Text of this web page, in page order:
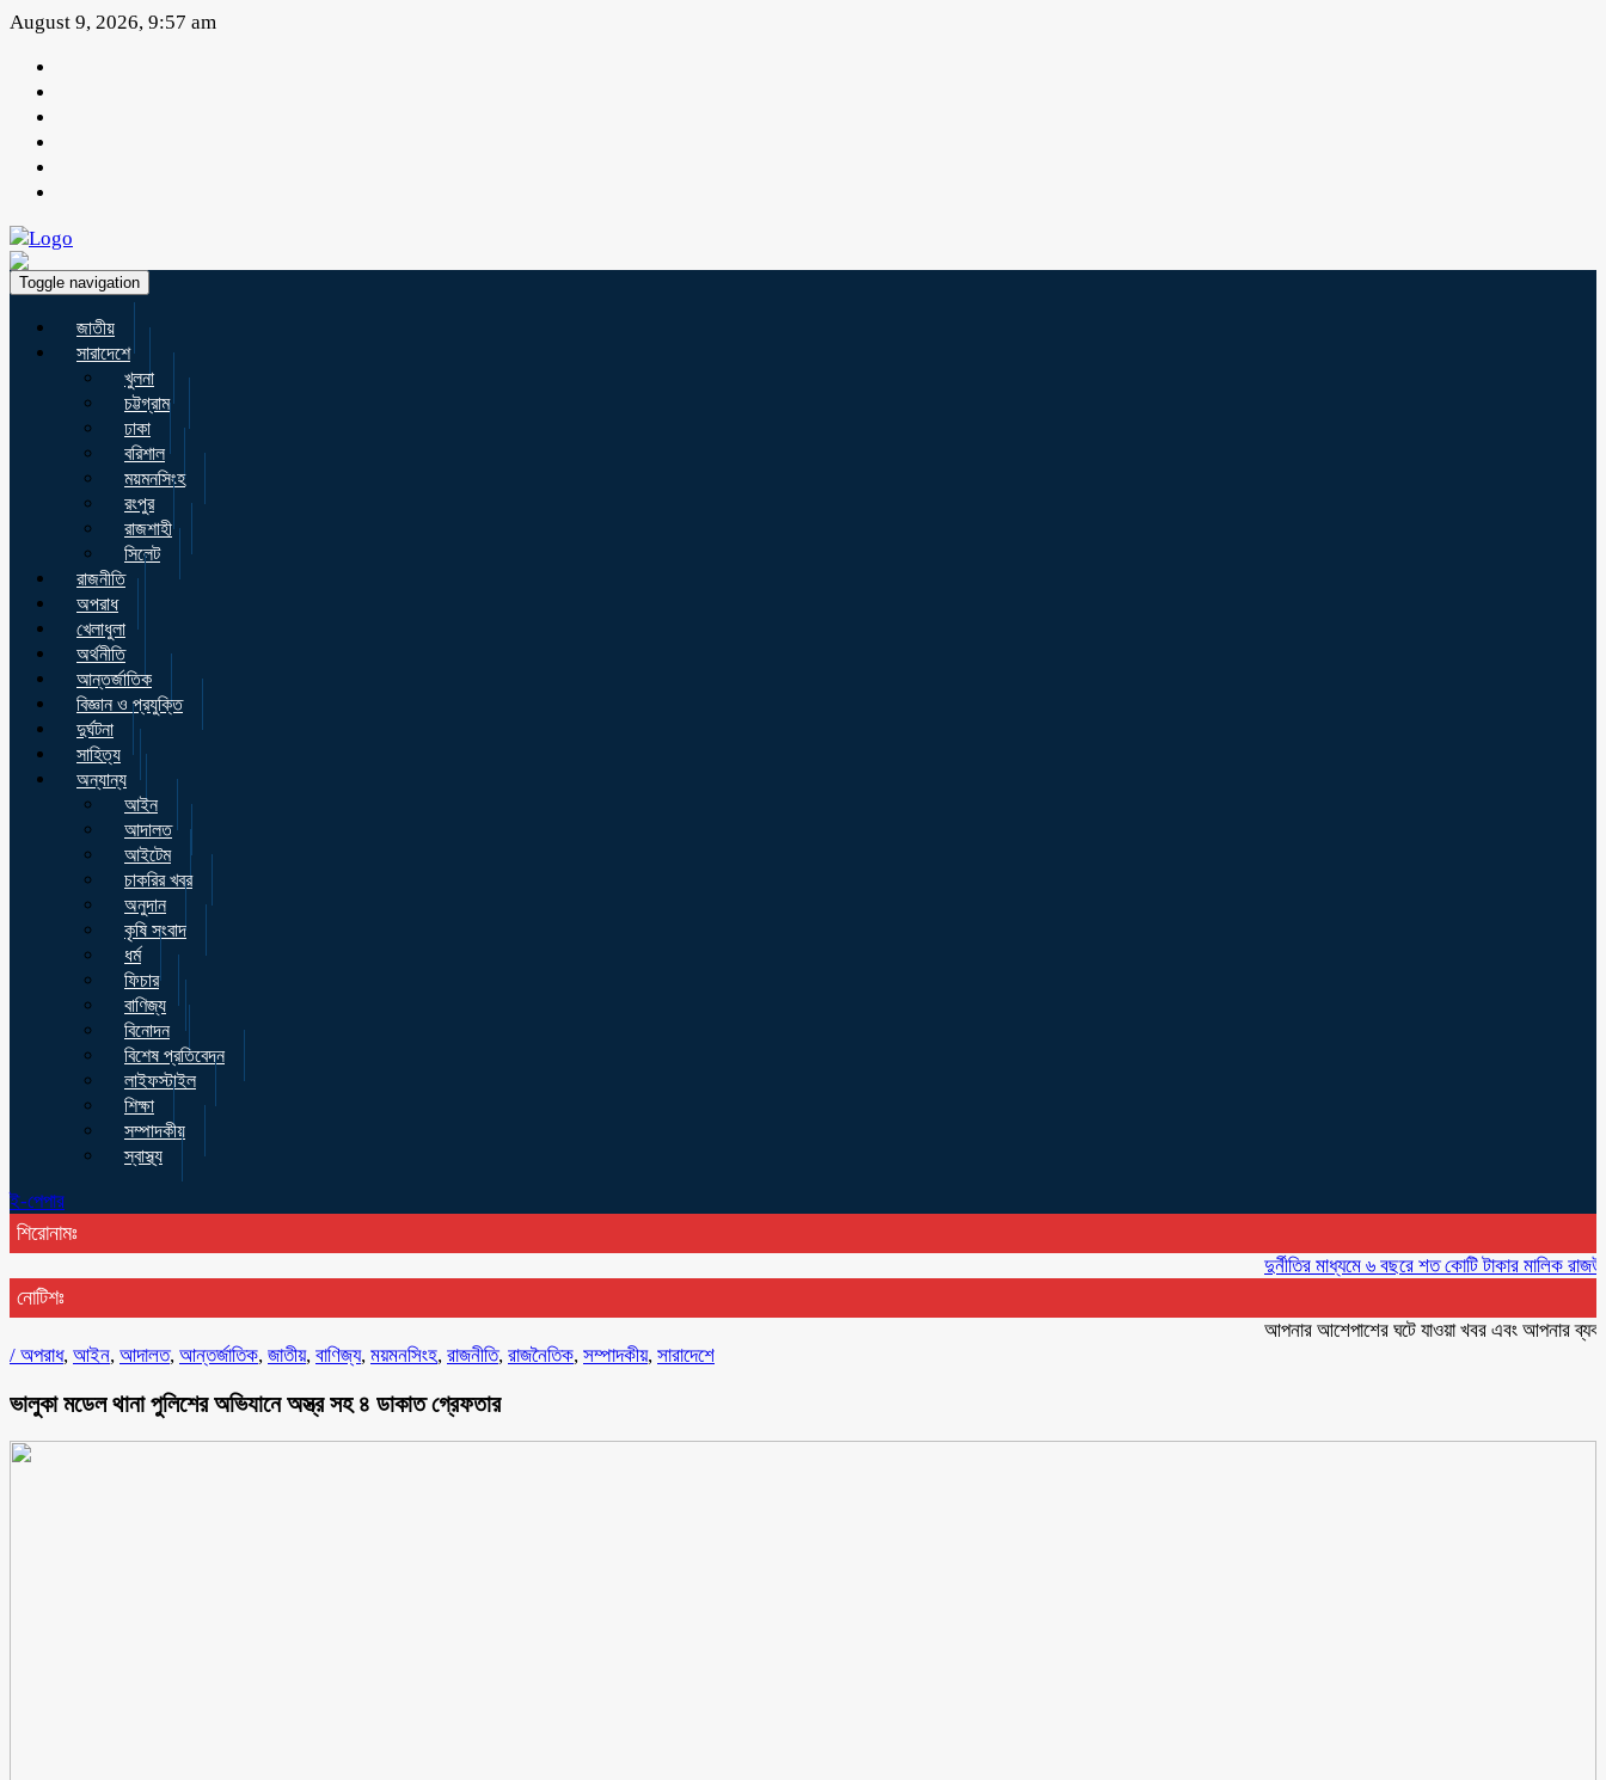
August 9, 2026, 9:57 am
Toggle navigation
জাতীয়
সারাদেশে
খুলনা
চট্টগ্রাম
ঢাকা
বরিশাল
ময়মনসিংহ
রংপুর
রাজশাহী
সিলেট
রাজনীতি
অপরাধ
খেলাধুলা
অর্থনীতি
আন্তর্জাতিক
বিজ্ঞান ও প্রযুক্তি
দুর্ঘটনা
সাহিত্য
অন্যান্য
আইন
আদালত
আইটেম
চাকরির খবর
অনুদান
কৃষি সংবাদ
ধর্ম
ফিচার
বাণিজ্য
বিনোদন
বিশেষ প্রতিবেদন
লাইফস্টাইল
শিক্ষা
সম্পাদকীয়
স্বাস্থ্য
ই-পেপার
শিরোনামঃ
দুর্নীতির মাধ্যমে ৬ বছরে শত কোটি টাকার মালিক রাজউকের
নোটিশঃ
আপনার আশেপাশের ঘটে যাওয়া খবর এবং আপনার ব্যবসার
/ অপরাধ, আইন, আদালত, আন্তর্জাতিক, জাতীয়, বাণিজ্য, ময়মনসিংহ, রাজনীতি, রাজনৈতিক, সম্পাদকীয়, সারাদেশে
ভালুকা মডেল থানা পুলিশের অভিযানে অস্ত্র সহ ৪ ডাকাত গ্রেফতার